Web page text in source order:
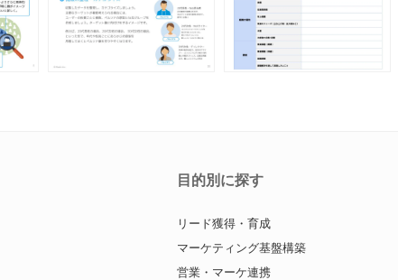
目的別に探す
リード獲得・育成
マーケティング基盤構築
営業・マーケ連携